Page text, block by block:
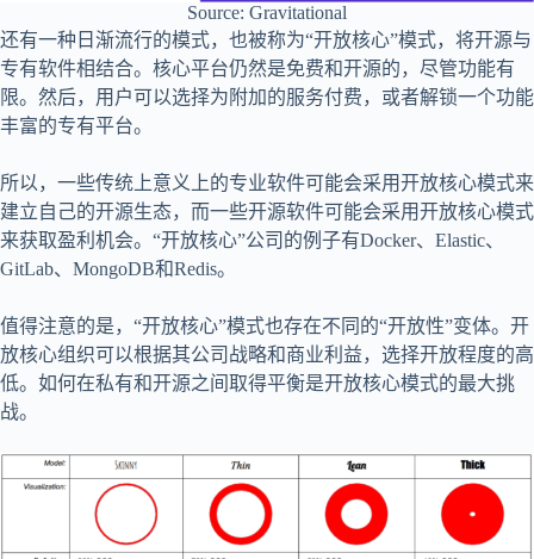
Source: Gravitational
还有一种日渐流行的模式，也被称为“开放核心”模式，将开源与
专有软件相结合。核心平台仍然是免费和开源的，尽管功能有
限。然后，用户可以选择为附加的服务付费，或者解锁一个功能
丰富的专有平台。
所以，一些传统上意义上的专业软件可能会采用开放核心模式来
建立自己的开源生态，而一些开源软件可能会采用开放核心模式
来获取盈利机会。“开放核心”公司的例子有Docker、Elastic、
GitLab、MongoDB和Redis。
值得注意的是，“开放核心”模式也存在不同的“开放性”变体。开
放核心组织可以根据其公司战略和商业利益，选择开放程度的高
低。如何在私有和开源之间取得平衡是开放核心模式的最大挑
战。